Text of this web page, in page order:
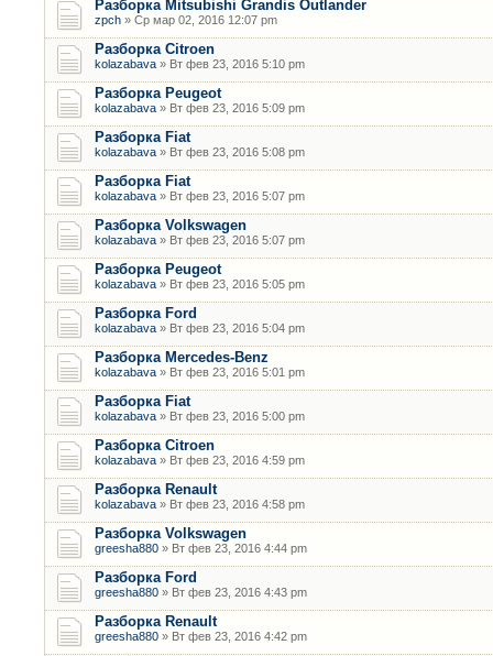
Разборка Mitsubishi Grandis Outlander
zpch » Ср мар 02, 2016 12:07 pm
Разборка Citroen
kolazabava » Вт фев 23, 2016 5:10 pm
Разборка Peugeot
kolazabava » Вт фев 23, 2016 5:09 pm
Разборка Fiat
kolazabava » Вт фев 23, 2016 5:08 pm
Разборка Fiat
kolazabava » Вт фев 23, 2016 5:07 pm
Разборка Volkswagen
kolazabava » Вт фев 23, 2016 5:07 pm
Разборка Peugeot
kolazabava » Вт фев 23, 2016 5:05 pm
Разборка Ford
kolazabava » Вт фев 23, 2016 5:04 pm
Разборка Mercedes-Benz
kolazabava » Вт фев 23, 2016 5:01 pm
Разборка Fiat
kolazabava » Вт фев 23, 2016 5:00 pm
Разборка Citroen
kolazabava » Вт фев 23, 2016 4:59 pm
Разборка Renault
kolazabava » Вт фев 23, 2016 4:58 pm
Разборка Volkswagen
greesha880 » Вт фев 23, 2016 4:44 pm
Разборка Ford
greesha880 » Вт фев 23, 2016 4:43 pm
Разборка Renault
greesha880 » Вт фев 23, 2016 4:42 pm